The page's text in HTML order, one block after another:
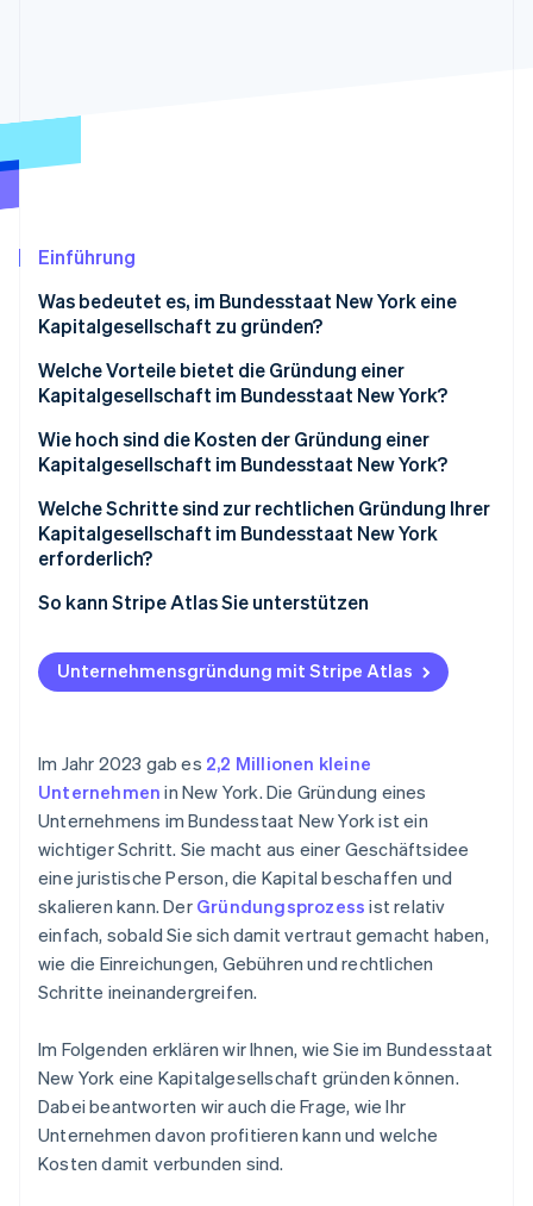
CO₂-Entnahme
Identity
Stripe-Sessions 2026
Erfahren Sie, wie Stripe Lösungen für die
Jetzt ansehen
Einführung
Was bedeutet es, im Bundesstaat New York eine
Kapitalgesellschaft zu gründen?
Welche Vorteile bietet die Gründung einer
Kapitalgesellschaft im Bundesstaat New York?
Haftungsschutz
Leichterer Zugang zu Finanzierung
Ein einfacherer Weg zum Wachstum
Zugang zum Geschäftsumfeld von New York
Langlebigkeit
Wie hoch sind die Kosten der Gründung einer
Kapitalgesellschaft im Bundesstaat New York?
Welche Schritte sind zur rechtlichen Gründung Ihrer
Kapitalgesellschaft im Bundesstaat New York
erforderlich?
Zulässigen Namen wählen
Registrierte Vertretung benennen
Gründungsurkunde einreichen
Erste Vorstandssitzung abhalten
Für Steuern in New York registrieren
Aufzeichnungen auf aktuellem Stand halten
So kann Stripe Atlas Sie unterstützen
Unternehmen mit Atlas gründen
Zahlungen und Bankgeschäfte vor Erhalt der EIN
erwerben
Automatische Einreichung des 83(b)-
Steuerformulars
Hochwertige rechtliche Unternehmensdokumente
Ein Jahr Stripe Payments gratis, plus 50.000 US-
Dollar in Partnerguthaben
Unternehmensgründung mit Stripe Atlas
Im Jahr 2023 gab es 2,2 Millionen kleine
Unternehmen in New York. Die Gründung eines
Unternehmens im Bundesstaat New York ist ein
wichtiger Schritt. Sie macht aus einer Geschäftsidee
eine juristische Person, die Kapital beschaffen und
skalieren kann. Der Gründungsprozess ist relativ
einfach, sobald Sie sich damit vertraut gemacht haben,
wie die Einreichungen, Gebühren und rechtlichen
Schritte ineinandergreifen.
Im Folgenden erklären wir Ihnen, wie Sie im Bundesstaat
New York eine Kapitalgesellschaft gründen können.
Dabei beantworten wir auch die Frage, wie Ihr
Unternehmen davon profitieren kann und welche
Kosten damit verbunden sind.